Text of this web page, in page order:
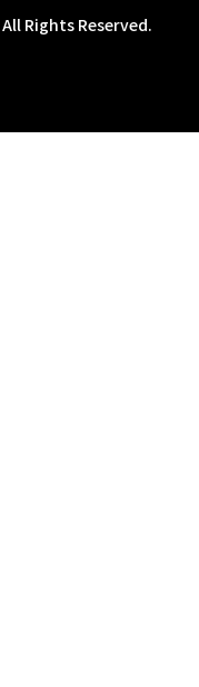
All Rights Reserved.